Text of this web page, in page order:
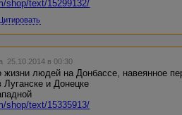
пляжей без песка
shop/text/14626090/
– идеальный вариант для туриста
shop/text/14608145/
гавайские курорты
shop/text/14511498/
shop/text/15299132/
25.10.2014 в 00:30
жизни людей на Донбассе, навеянное
и Донецке
shop/text/15335913/